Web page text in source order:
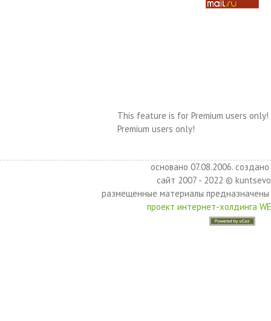
This feature is for Premium users only!
Premium users only!
основано 07.08.2006.
сайт 2007 - 2022 ©
размещенные материалы
проект интернет-холдинга